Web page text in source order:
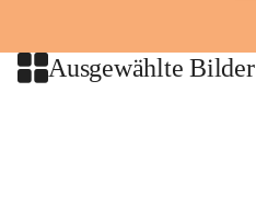
Ausgewählte Bilder